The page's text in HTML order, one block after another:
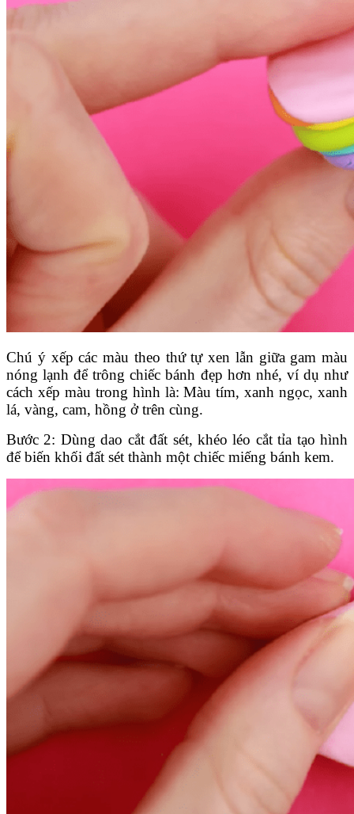
Chú ý xếp các màu theo thứ tự xen lẫn giữa gam màu
nóng lạnh để trông chiếc bánh đẹp hơn nhé, ví dụ như
cách xếp màu trong hình là: Màu tím, xanh ngọc, xanh
lá, vàng, cam, hồng ở trên cùng.
Bước 2: Dùng dao cắt đất sét, khéo léo cắt tỉa tạo hình
để biến khối đất sét thành một chiếc miếng bánh kem.